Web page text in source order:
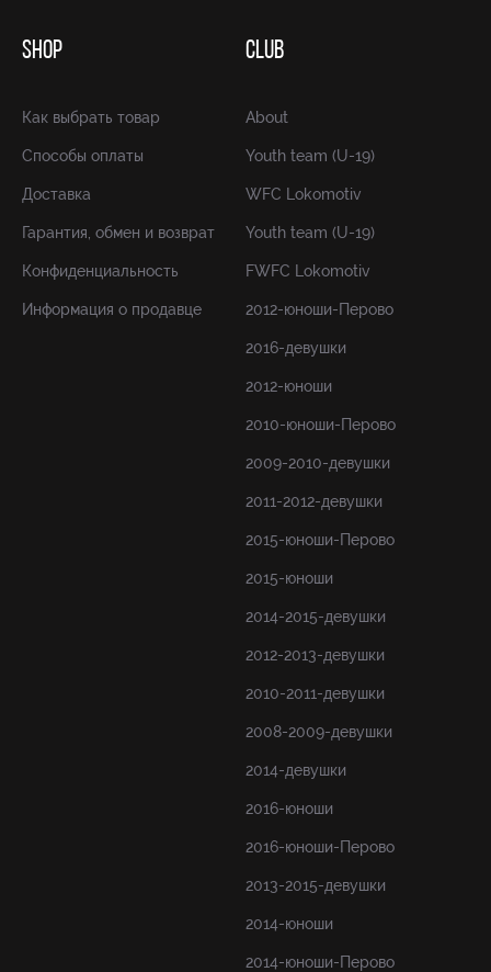
SHOP
Как выбрать товар
Способы оплаты
Доставка
Гарантия, обмен и возврат
Конфиденциальность
Информация о продавце
CLUB
About
Youth team (U-19)
WFC Lokomotiv
Youth team (U-19)
FWFC Lokomotiv
2012-юноши-Перово
2016-девушки
2012-юноши
2010-юноши-Перово
2009-2010-девушки
2011-2012-девушки
2015-юноши-Перово
2015-юноши
2014-2015-девушки
2012-2013-девушки
2010-2011-девушки
2008-2009-девушки
2014-девушки
2016-юноши
2016-юноши-Перово
2013-2015-девушки
2014-юноши
2014-юноши-Перово